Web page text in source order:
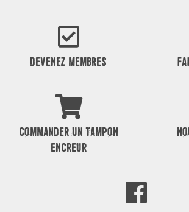
DEVENEZ MEMBRES
COMMANDER UN TAMPON
ENCREUR